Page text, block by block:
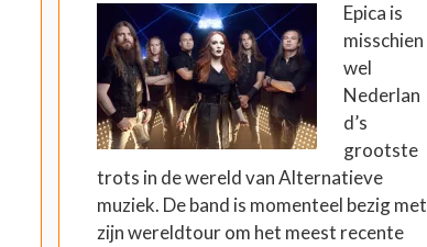
Epica is
misschien
wel
Nederlan
d’s
grootste
trots in de wereld van Alternatieve
muziek. De band is momenteel bezig met
zijn wereldtour om het meest recente